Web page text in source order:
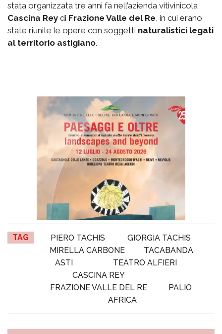
stata organizzata tre anni fa nell’azienda vitivinicola
Cascina Rey di Frazione Valle del Re, in cui erano
state riunite le opere con soggetti naturalistici legati
al territorio astigiano.
TAG PIERO TACHIS
GIORGIA TACHIS
MIRELLA CARBONE
TACABANDA
ASTI
TEATRO ALFIERI
CASCINA REY
FRAZIONE VALLE DEL RE
PALIO
AFRICA